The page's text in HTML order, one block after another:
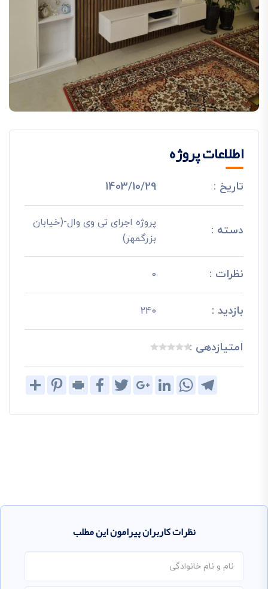
اطلاعات پروژه
تاریخ : 1403/10/29
دسته :
پروژه اجرای تی وی وال-(خیابان
بزرگمهر)
نظرات : 0
بازدید : 240
امتیازدهی :
Share
PinterestPrint
FacebookTwitterGoogle+LinkedIn
WhatsAppTelegram
نظرات کاربران پیرامون این مطلب